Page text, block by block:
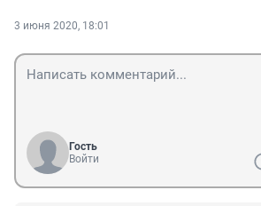
3 июня 2020, 18:01
Гость
Войти